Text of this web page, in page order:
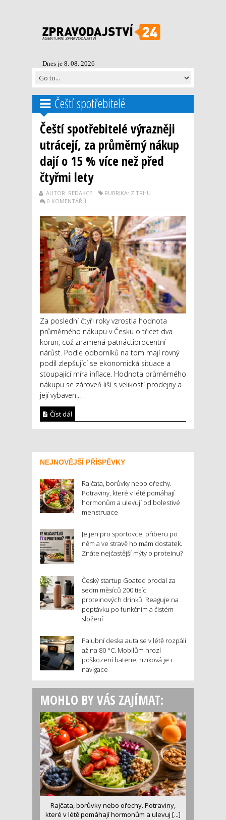
Dnes je 8. 08. 2026
Čeští spotřebitelé
Čeští spotřebitelé výrazněji
utrácejí, za průměrný nákup
dají o 15 % více než před
čtyřmi lety
AUTOR: REDAKCE
RUBRIKA: Z TRHU
0 KOMENTÁŘŮ
Za poslední čtyři roky vzrostla hodnota
průměrného nákupu v Česku o třicet dva
korun, což znamená patnáctiprocentní
nárůst. Podle odborníků na tom mají rovný
podíl zlepšující se ekonomická situace a
stoupající míra inflace. Hodnota průměrného
nákupu se zároveň liší s velikostí prodejny a
její vybaven...
Číst dál
NEJNOVĚJŠÍ PŘÍSPĚVKY
Rajčata, borůvky nebo ořechy.
Potraviny, které v létě pomáhají
hormonům a ulevují od bolestivé
menstruace
Je jen pro sportovce, přiberu po
něm a ve stravě ho mám dostatek.
Znáte nejčastější mýty o proteinu?
Český startup Goated prodal za
sedm měsíců 200 tisíc
proteinových drinků. Reaguje na
poptávku po funkčním a čistém
složení
Palubní deska auta se v létě rozpálí
až na 80 °C. Mobilům hrozí
poškození baterie, riziková je i
navigace
MOHLO BY VÁS ZAJÍMAT:
Rajčata, borůvky nebo ořechy. Potraviny,
které v létě pomáhají hormonům a ulevuj [...]